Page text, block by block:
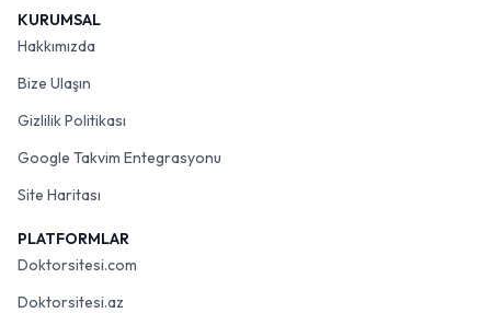
KURUMSAL
Hakkımızda
Bize Ulaşın
Gizlilik Politikası
Google Takvim Entegrasyonu
Site Haritası
PLATFORMLAR
Doktorsitesi.com
Doktorsitesi.az